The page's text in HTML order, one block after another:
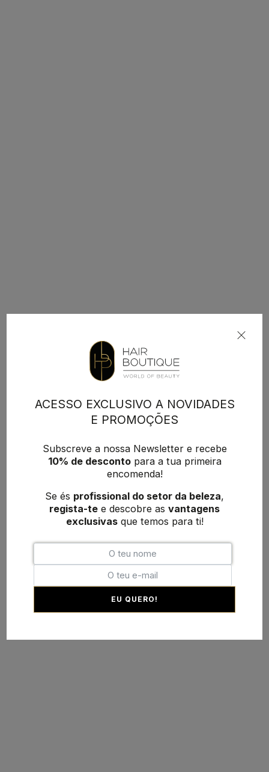
ACESSO EXCLUSIVO A NOVIDADES
E PROMOÇÕES
Subscreve a nossa Newsletter e recebe
10% de descontopara a tua primeira
encomenda!
Se és profissional do setor da beleza,
regista-te e descobre as vantagens
exclusivasque temos para ti!
EU QUERO!